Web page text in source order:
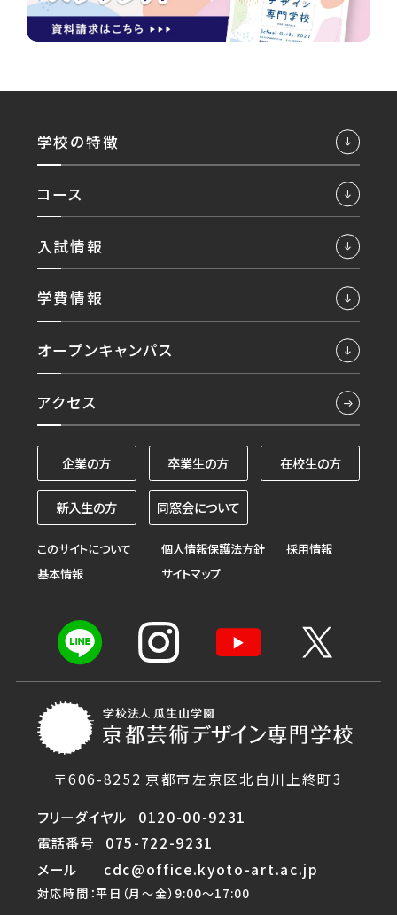
〒606-8252 京都市左京区北白川上終町3
フリーダイヤル
0120-00-9231
電話番号
075-722-9231
メール
cdc@office.kyoto-art.ac.jp
対応時間：平日（月〜金）9:00〜17:00
学校の特徴
コース
入試情報
学費情報
オープンキャンパス
アクセス
企業の方 卒業生の方 在校生の方
新入生の方 同窓会について
このサイトについて 個人情報保護法方針
採用情報
基本情報
サイトマップ